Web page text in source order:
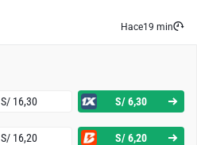
Hace19 min
S/ 16,30 S/ 6,30
S/ 16,20 S/ 6,20